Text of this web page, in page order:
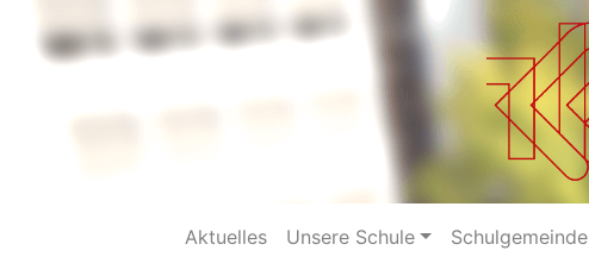
Aktuelles Unsere Schule Schulgemeinde